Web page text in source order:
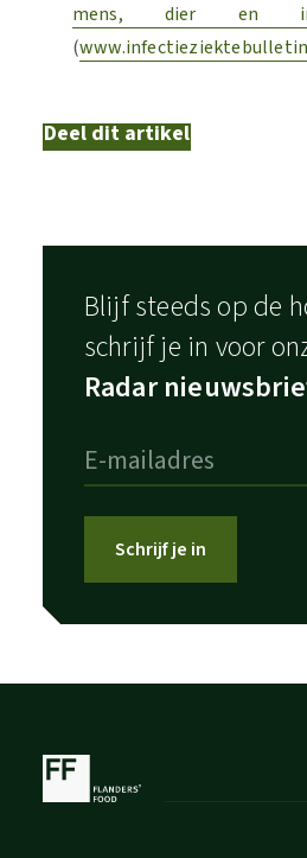
mens, dier en in
(
Deel dit artikel
Blijf steeds op de
schrijf je in voor
Radar
Schrijf je in